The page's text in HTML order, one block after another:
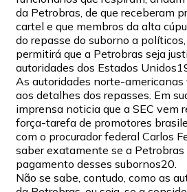
da Petrobras, de que receberam
cartel e que membros da alta
do repasse do suborno a
permitirá que a Petrobras seja
autoridades dos Estados
As autoridades norte-
aos detalhes dos repasses. Em
imprensa noticia que a SEC vem
força-tarefa de promotores
com o procurador federal Carlos
saber exatamente se a
pagamento desses subornos20.
Não se sabe, contudo, como as